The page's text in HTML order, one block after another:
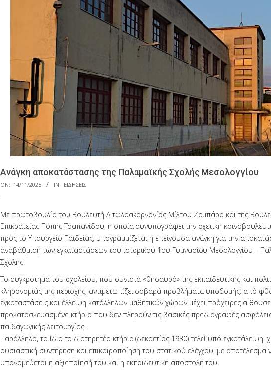
Ανάγκη αποκατάστασης της Παλαμαϊκής Σχολής Μεσολογγίου
ON: 14/11/2025 IN: ΕΙΔΗΣΕΙΣ
Με πρωτοβουλία του Βουλευτή Αιτωλοακαρνανίας Μίλτου Ζαμπάρα και της
Επικρατείας Πόπης Τσαπανίδου, η οποία συνυπογράφει την σχετική
προς το Υπουργείο Παιδείας, υπογραμμίζεται η επείγουσα ανάγκη για την
αναβάθμιση των εγκαταστάσεων του ιστορικού 1ου Γυμνασίου Μεσολογγίου –
Σχολής.
Το συγκρότημα του σχολείου, που συνιστά «θησαυρό» της εκπαιδευτικής και
κληρονομιάς της περιοχής, αντιμετωπίζει σοβαρά προβλήματα υποδομής: από
εγκαταστάσεις και έλλειψη κατάλληλων μαθητικών χώρων μέχρι πρόχειρες
προκατασκευασμένα κτήρια που δεν πληρούν τις βασικές προδιαγραφές
παιδαγωγικής λειτουργίας.
Παράλληλα, το ίδιο το διατηρητέο κτήριο (δεκαετίας 1930) τελεί υπό εγκατάλειψη,
ουσιαστική συντήρηση και επικαιροποίηση του στατικού ελέγχου, με αποτέλεσμα
υπονομεύεται η αξιοποίησή του και η εκπαιδευτική αποστολή του.